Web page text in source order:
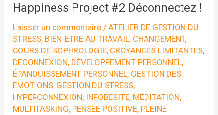
Dites
!
Happiness Project #2 Déconnectez !
Laisser un commentaire /ATELIER DE GESTION DU
STRESS, BIEN-ETRE AU TRAVAIL, CHANGEMENT,
COURS DE SOPHROLOGIE, CROYANCES LIMITANTES,
DECONNEXION, DÉVELOPPEMENT PERSONNEL,
ÉPANOUISSEMENT PERSONNEL, GESTION DES
EMOTIONS, GESTION DU STRESS,
HYPERCONNEXION, INFOBESITE, MÉDITATION,
MULTITASKING, PENSEE POSITIVE, PLEINE